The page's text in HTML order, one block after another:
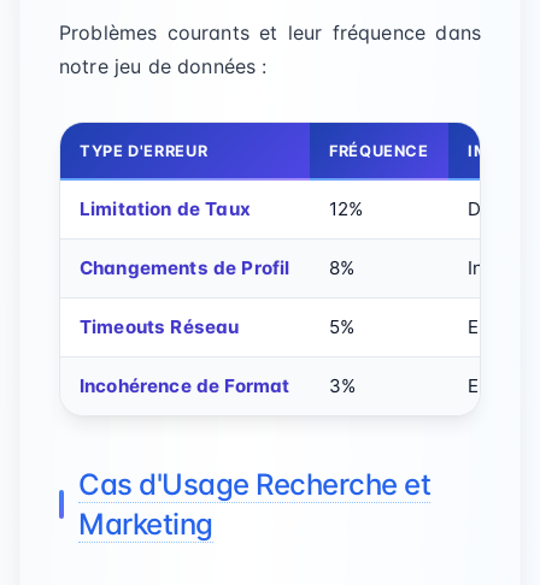
Problèmes courants et leur fréquence dans
notre jeu de données :
TYPE D'ERREUR FRÉQUENCE IMPACT
Limitation de Taux 12%
Changements de Profil 8% Infos
Timeouts Réseau 5%
Incohérence de Format 3%
Cas d'Usage Recherche et
Marketing